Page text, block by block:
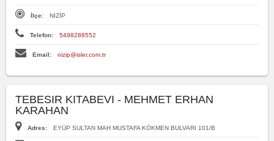
İlçe: NİZİP
Telefon: 5498288552
Email: nizip@isler.com.tr
TEBESIR KITABEVI - MEHMET ERHAN
KARAHAN
Adres: EYÜP SULTAN MAH MUSTAFA KÖKMEN BULVARI 101/B